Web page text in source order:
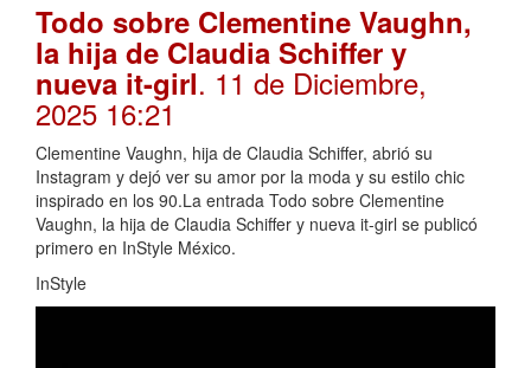
Todo sobre Clementine Vaughn,
la hija de Claudia Schiffer y
nueva it-girl. 11 de Diciembre,
2025 16:21
Clementine Vaughn, hija de Claudia Schiffer, abrió su
Instagram y dejó ver su amor por la moda y su estilo chic
inspirado en los 90.La entrada Todo sobre Clementine
Vaughn, la hija de Claudia Schiffer y nueva it-girl se publicó
primero en InStyle México.
InStyle